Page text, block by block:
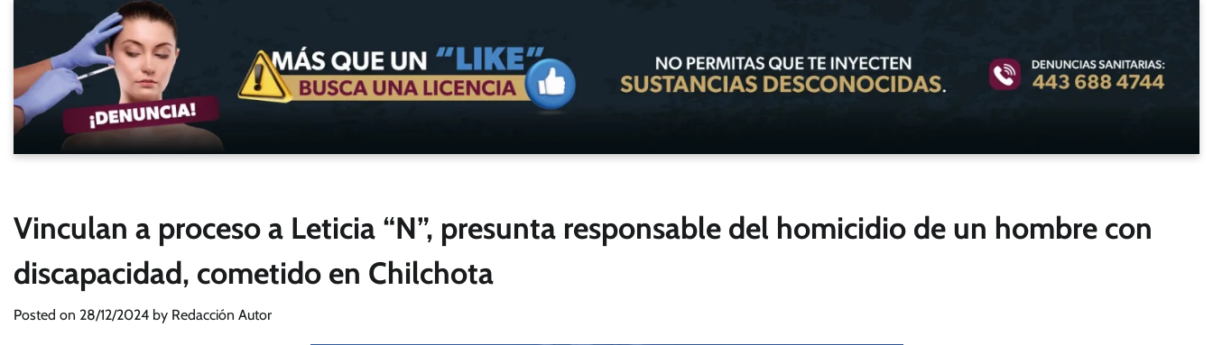
Vinculan a proceso a Leticia “N”, presunta responsable del homicidio de un hombre con
discapacidad, cometido en Chilchota
Posted on 28/12/2024 by Redacción Autor